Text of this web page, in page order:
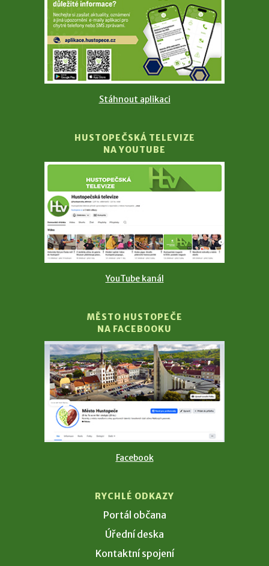
Stáhnout aplikaci
HUSTOPEČSKÁ TELEVIZE
NA YOUTUBE
YouTube kanál
MĚSTO HUSTOPEČE
NA FACEBOOKU
Facebook
RYCHLÉ ODKAZY
Portál občana
Úřední deska
Kontaktní spojení